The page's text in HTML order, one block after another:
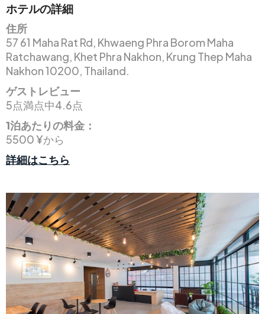
ホテルの詳細
住所
57 61 Maha Rat Rd, Khwaeng Phra Borom Maha
Ratchawang, Khet Phra Nakhon, Krung Thep Maha
Nakhon 10200, Thailand.
ゲストレビュー
5点満点中4.6点
1泊あたりの料金：
5500 ¥から
詳細はこちら